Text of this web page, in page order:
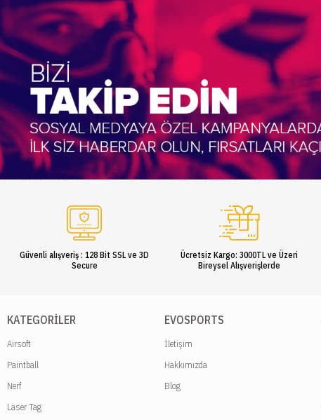
Güvenli alışveriş : 128 Bit SSL ve 3D
Secure
Ücretsiz Kargo: 3000TL ve Üzeri
Bireysel Alışverişlerde
KATEGORILER
Airsoft
Paintball
Nerf
Laser Tag
EVOSPORTS
İletişim
Hakkımızda
Blog